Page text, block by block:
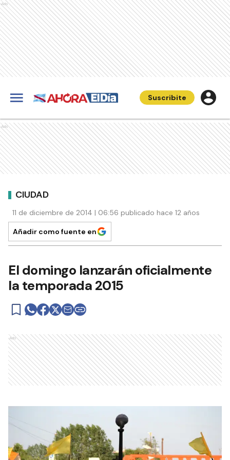
Ads
Suscribite
Ads
CIUDAD
11 de diciembre de 2014 | 06:56 publicado hace 12 años
Añadir como fuente en
El domingo lanzarán oficialmente
la temporada 2015
Ads